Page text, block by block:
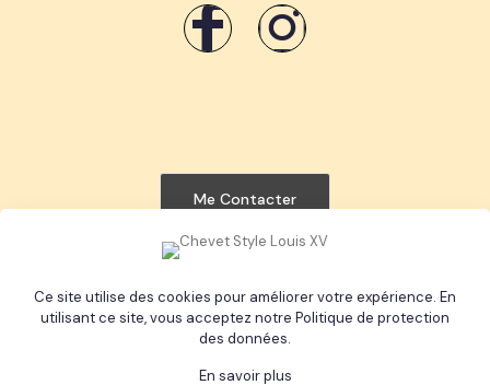
Me Contacter
© 2024 Atelier Sublimessence | Tous Droits Réservés |
Mentions Légales
Ce site utilise des cookies pour améliorer votre expérience. En
utilisant ce site, vous acceptez notre Politique de protection
des données.
En savoir plus